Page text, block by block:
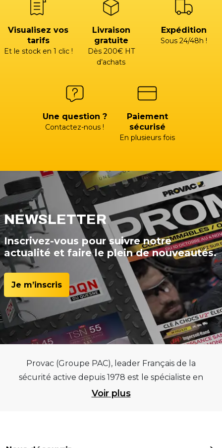
Visualisez vos
tarifs
Et le stock en 1 clic !
Livraison
gratuite
Dès 200€ HT
d’achats
Expédition
Sous 24/48h !
Une question ?
Contactez-nous !
Paiement
sécurisé
En plusieurs fois
NEWSLETTER
Inscrivez-vous pour suivre notre
actualité et faire le plein de nouveautés.
Je m’inscris
Provac (Groupe PAC), leader Français de la
sécurité active depuis 1978 est le spécialiste en
équipements pour garages et centres
Voir plus